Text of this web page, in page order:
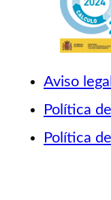
Aviso legal
Política
Política